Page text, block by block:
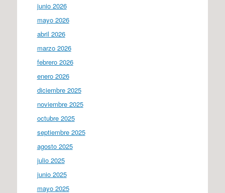
junio 2026
mayo 2026
abril 2026
marzo 2026
febrero 2026
enero 2026
diciembre 2025
noviembre 2025
octubre 2025
septiembre 2025
agosto 2025
julio 2025
junio 2025
mayo 2025